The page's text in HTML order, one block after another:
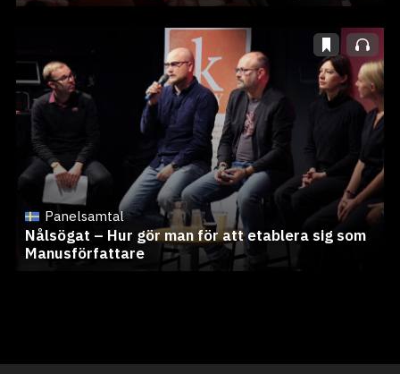
Panelsamtal
Nålsögat – Hur gör man för att etablera sig som
Manusförfattare